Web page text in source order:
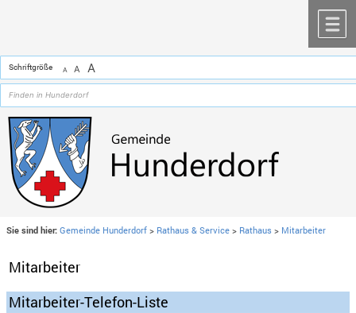
Schriftgröße A A A
Sie sind hier: Gemeinde Hunderdorf > Rathaus & Service > Rathaus > Mitarbeiter
Mitarbeiter
Mitarbeiter-Telefon-Liste